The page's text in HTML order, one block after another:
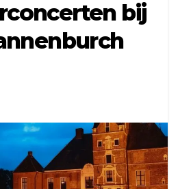
bij